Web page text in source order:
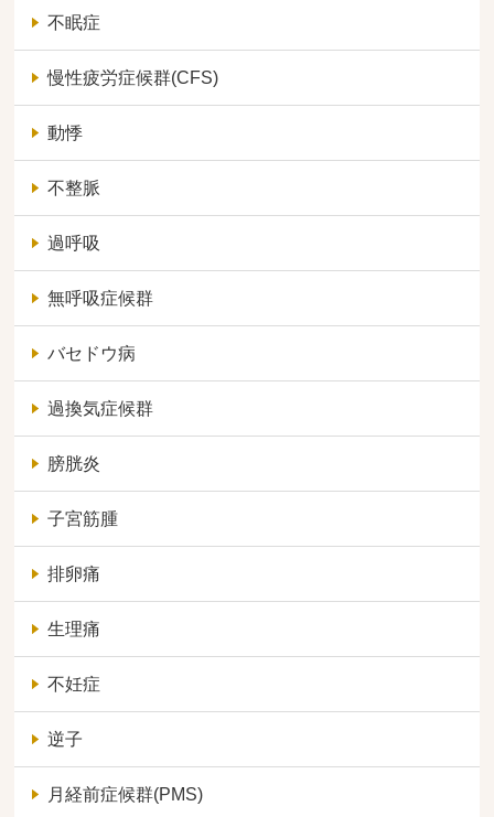
不眠症
慢性疲労症候群(CFS)
動悸
不整脈
過呼吸
無呼吸症候群
バセドウ病
過換気症候群
膀胱炎
子宮筋腫
排卵痛
生理痛
不妊症
逆子
月経前症候群(PMS)